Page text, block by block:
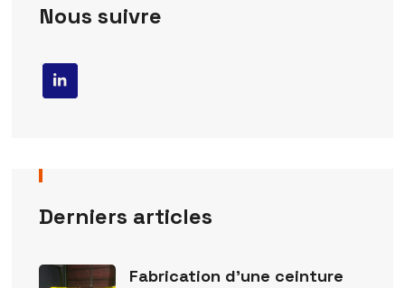
Nous suivre
Derniers articles
Fabrication d’une ceinture